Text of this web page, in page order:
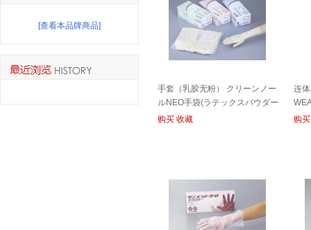
手套（乳胶无粉） クリーンノー
ルNEO手袋(ラテックスパウダー
フリー) GLOVES LATEX
购买 收藏
连
购买
[查看本品牌商品]